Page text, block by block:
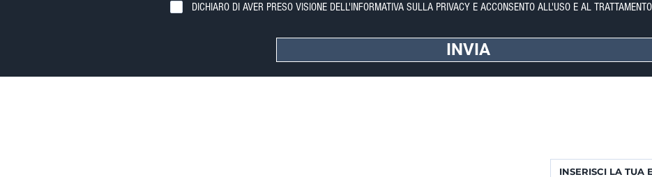
DICHIARO DI AVER PRESO VISIONE DELL'INFORMATIVA SULLA PRIVACY E ACCONSENTO ALL'USO E AL
INVIA